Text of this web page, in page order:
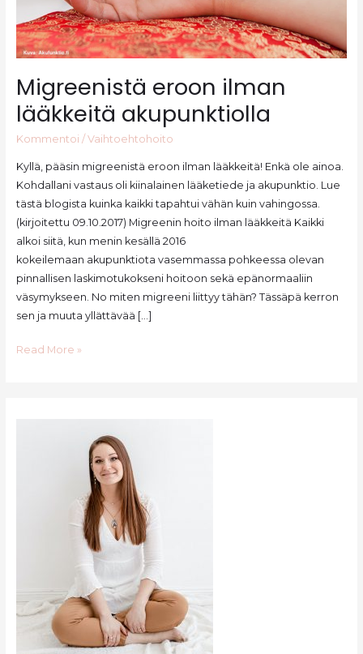
Migreenistä eroon ilman
lääkkeitä akupunktiolla
Kommentoi / Vaihtoehtohoito
Kyllä, pääsin migreenistä eroon ilman lääkkeitä! Enkä ole ainoa.
Kohdallani vastaus oli kiinalainen lääketiede ja akupunktio. Lue
tästä blogista kuinka kaikki tapahtui vähän kuin vahingossa.
(kirjoitettu 09.10.2017) Migreenin hoito ilman lääkkeitä Kaikki
alkoi siitä, kun menin kesällä 2016
kokeilemaan akupunktiota vasemmassa pohkeessa olevan
pinnallisen laskimotukokseni hoitoon sekä epänormaaliin
väsymykseen. No miten migreeni liittyy tähän? Tässäpä kerron
sen ja muuta yllättävää […]
Migreenistä
Read More »